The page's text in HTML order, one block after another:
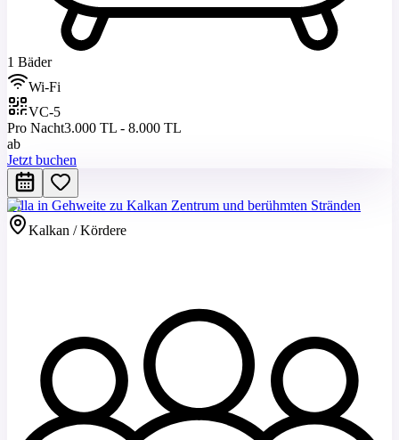
1 Bäder
Wi-Fi
VC-5
Pro Nacht3.000 TL - 8.000 TL
ab
Jetzt buchen
Villa in Gehweite zu Kalkan Zentrum und berühmten Stränden
Kalkan / Kördere